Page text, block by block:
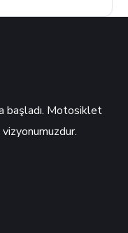
başladı. Motosiklet